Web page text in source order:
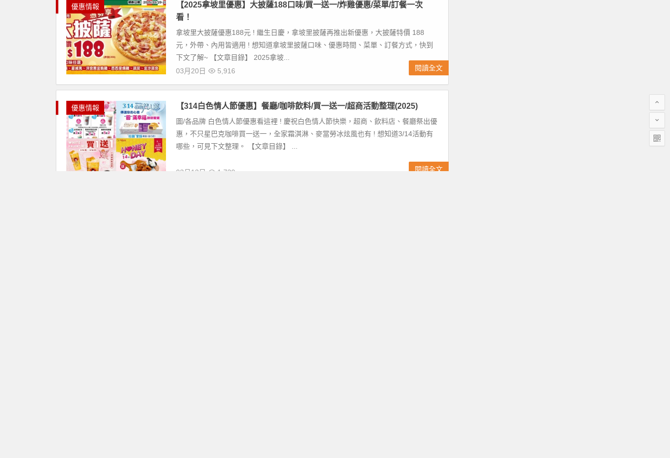
優惠情報
【2025拿坡里優惠】大披薩188口味/買一送一/炸雞優惠/菜單/訂餐一次
看！
拿坡里大披薩優惠188元 ! 繼生日慶，拿坡里披薩再推出新優惠，大披薩特價 188
元，外帶、內用皆適用 ! 想知道拿坡里披薩口味、優惠時間、菜單、訂餐方式，快到
下文了解~ 【文章目錄】 2025拿坡...
03月20日
5,916 閱讀全文
優惠情報 【314白色情人節優惠】餐廳/咖啡飲料/買一送一/超商活動整理(2025)
圖/各品牌 白色情人節優惠看這裡 ! 慶祝白色情人節快樂，超商、飲料店、餐廳祭出優
惠，不只星巴克咖啡買一送一，全家霜淇淋、麥當勞冰炫風也有 ! 想知道3/14活動有
哪些，可見下文整理。 【文章目錄】 ...
03月13日 1,739 閱讀全文